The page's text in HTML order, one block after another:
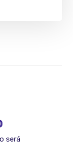
será